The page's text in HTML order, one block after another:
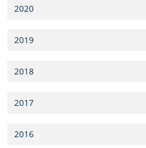
2020
2019
2018
2017
2016